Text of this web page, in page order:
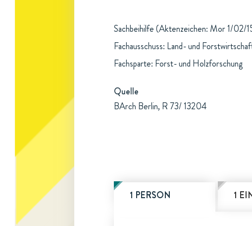
Sachbeihilfe (Aktenzeichen: Mor 1/02/
Fachausschuss: Land- und
Fachsparte: Forst- und Holzforschung
Quelle
BArch Berlin, R 73/ 13204
1 PERSON 1